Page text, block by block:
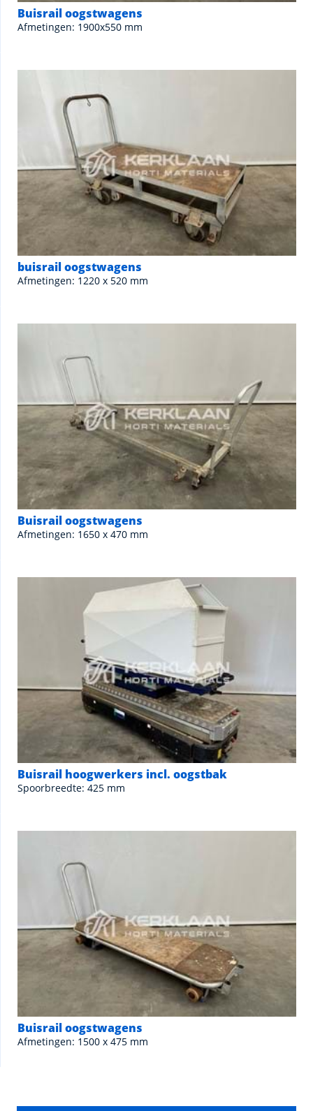
Buisrail oogstwagens
Afmetingen: 1900x550 mm
buisrail oogstwagens
Afmetingen: 1220 x 520 mm
Buisrail oogstwagens
Afmetingen: 1650 x 470 mm
Buisrail hoogwerkers incl. oogstbak
Spoorbreedte: 425 mm
Buisrail oogstwagens
Afmetingen: 1500 x 475 mm